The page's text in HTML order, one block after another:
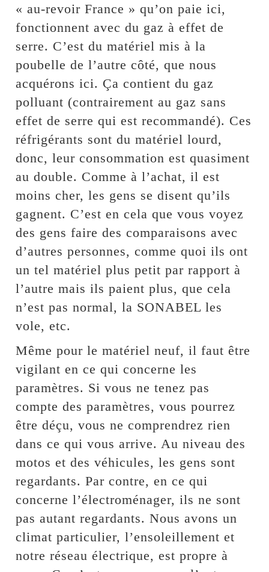
« au-revoir France » qu’on paie ici,
fonctionnent avec du gaz à effet de
serre. C’est du matériel mis à la
poubelle de l’autre côté, que nous
acquérons ici. Ça contient du gaz
polluant (contrairement au gaz sans
effet de serre qui est recommandé). Ces
réfrigérants sont du matériel lourd,
donc, leur consommation est quasiment
au double. Comme à l’achat, il est
moins cher, les gens se disent qu’ils
gagnent. C’est en cela que vous voyez
des gens faire des comparaisons avec
d’autres personnes, comme quoi ils ont
un tel matériel plus petit par rapport à
l’autre mais ils paient plus, que cela
n’est pas normal, la SONABEL les
vole, etc.
Même pour le matériel neuf, il faut être
vigilant en ce qui concerne les
paramètres. Si vous ne tenez pas
compte des paramètres, vous pourrez
être déçu, vous ne comprendrez rien
dans ce qui vous arrive. Au niveau des
motos et des véhicules, les gens sont
regardants. Par contre, en ce qui
concerne l’électroménager, ils ne sont
pas autant regardants. Nous avons un
climat particulier, l’ensoleillement et
notre réseau électrique, est propre à